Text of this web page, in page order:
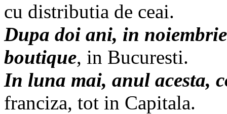
cu distributia de ceai.
Dupa doi ani, in
boutique, in Bucuresti.
In luna mai, anul acesta,
franciza, tot in Capitala.